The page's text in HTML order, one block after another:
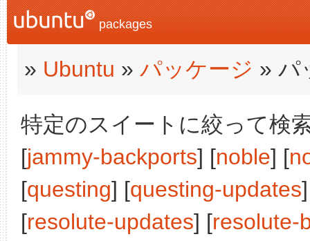
packages
» Ubuntu » パッケージ » パ
特定のスイートに絞って検
[jammy-backports] [noble] [
[questing] [questing-updates
[resolute-updates] [resolute-